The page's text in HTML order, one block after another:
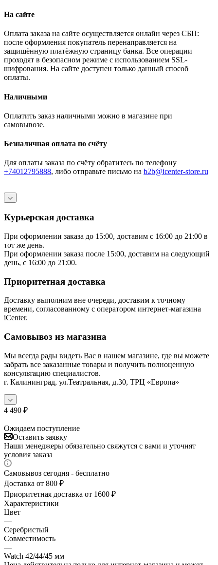
На сайте
Оплата заказа на сайте осуществляется онлайн через СБП:
после оформления покупатель перенаправляется на
защищённую платёжную страницу банка. Все операции
проходят в безопасном режиме с использованием SSL-
шифрования. На сайте доступен только данный способ
оплаты.
Наличными
Оплатить заказ наличными можно в магазине при
самовывозе.
Безналичная оплата по счёту
Для оплаты заказа по счёту обратитесь по телефону
+74012795888, либо отправьте письмо на b2b@icenter-store.ru
Курьерская доставка
При оформлении заказа до 15:00, доставим с 16:00 до 21:00 в
тот же день.
При оформлении заказа после 15:00, доставим на следующий
день, с 16:00 до 21:00.
Приоритетная доставка
Доставку выполним вне очереди, доставим к точному
времени, согласованному с оператором интернет-магазина
iCenter.
Самовывоз из магазина
Мы всегда рады видеть Вас в нашем магазине, где вы можете
забрать все заказанные товары и получить полноценную
консультацию специалистов.
г. Калининград, ул.Театральная, д.30, ТРЦ «Европа»
4 490 ₽
Ожидаем поступление
Оставить заявку
Наши менеджеры обязательно свяжутся с вами и уточнят
условия заказа
Самовывоз сегодня - бесплатно
Доставка от 800 ₽
Приоритетная доставка от 1600 ₽
Характеристики
Цвет
—
Серебристый
Совместимость
—
Watch 42/44/45 мм